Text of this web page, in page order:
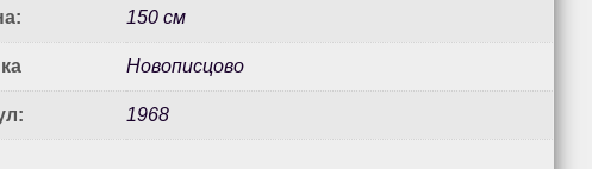
150 см
Новописцово
1968